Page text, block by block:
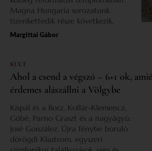
Magna Hungaria sorozatunk
tizenkettedik része következik.
Margittai Gábor
KULT
Ahol a csend a végszó – 6+1 ok,
érdemes alászállni a Völgybe
Kispál és a Borz, Kollár-Klemencz,
Góbé, Parno Graszt és a nagyágyú:
José González. Újra fénybe boruló
dörögdi Klastrom, egyszeri